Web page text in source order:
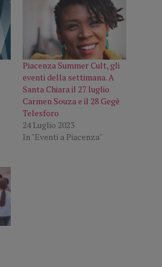
Piacenza Summer Cult, gli
eventi della settimana. A
Santa Chiara il 27 luglio
Carmen Souza e il 28 Gegè
Telesforo
24 Luglio 2023
In "Eventi a Piacenza"